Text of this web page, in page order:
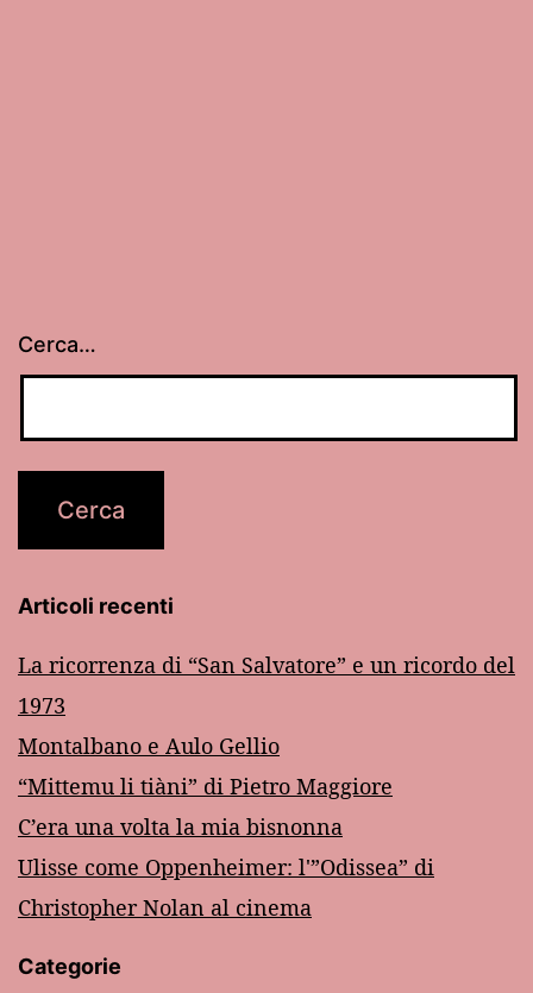
Cerca…
Articoli recenti
La ricorrenza di “San Salvatore” e un ricordo del
1973
Montalbano e Aulo Gellio
“Mittemu li tiàni” di Pietro Maggiore
C’era una volta la mia bisnonna
Ulisse come Oppenheimer: l'”Odissea” di
Christopher Nolan al cinema
Categorie